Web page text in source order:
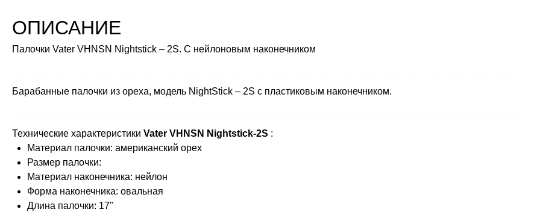
ОПИСАНИЕ
Палочки Vater VHNSN Nightstick – 2S. С нейлоновым наконечником
Барабанные палочки из ореха, модель NightStick – 2S с пластиковым наконечником.
Технические характеристики Vater VHNSN Nightstick-2S :
Материал палочки: американский орех
Размер палочки:
Материал наконечника: нейлон
Форма наконечника: овальная
Длина палочки: 17"